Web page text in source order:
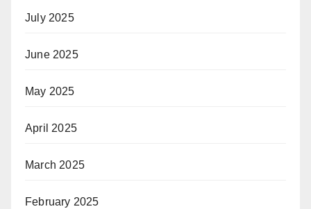
July 2025
June 2025
May 2025
April 2025
March 2025
February 2025